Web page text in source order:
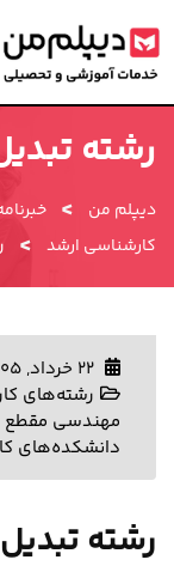
رشته
دیپلم من >
کارشناسی ارشد >
رشته‌های
مهندسی مقطع
دانشکده‌های
رشته